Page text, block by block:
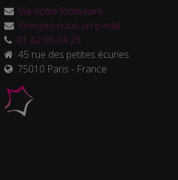
Via notre formulaire
Envoyez-nous un e-mail
01 42 06 74 23
45 rue des petites écuries
75010 Paris - France